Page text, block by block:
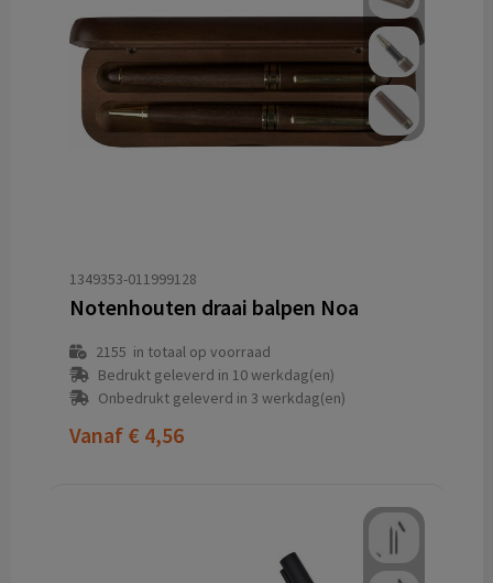
1349353-011999128
Notenhouten draai balpen Noa
2155 in totaal op voorraad
Bedrukt geleverd in 10 werkdag(en)
Onbedrukt geleverd in 3 werkdag(en)
Vanaf € 4,56